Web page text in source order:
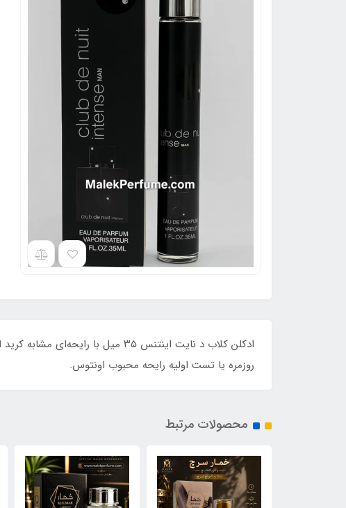
ادکلن کلاب د نایت اینتنس ۳۵
روزمره یا تست اولیه رایحه محبوب اونتوس.
محصولات مرتبط